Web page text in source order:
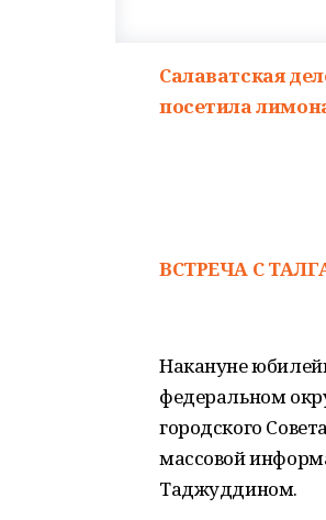
Салаватская
посетила
ВСТРЕЧА С
Накануне
федеральном
городского
массовой
Таджуддином.